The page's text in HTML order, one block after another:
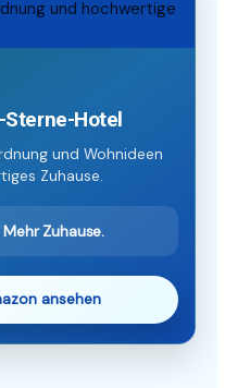
Sterne-Hotel
und Wohnideen
Zuhause.
Zuhause.
ansehen